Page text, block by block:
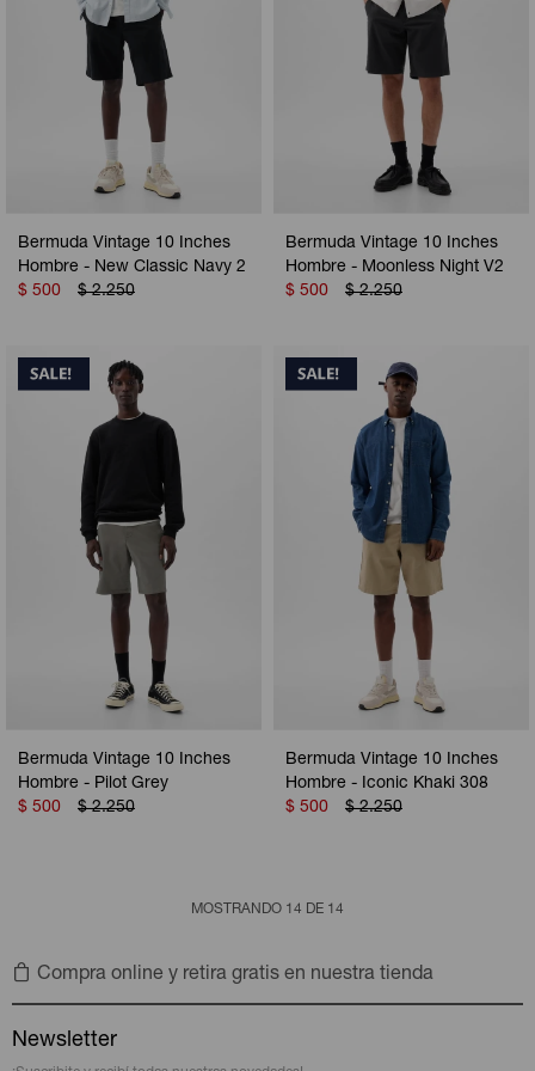
Bermuda Vintage 10 Inches
Hombre - New Classic Navy 2
$ 500 $ 2.250
Bermuda Vintage 10 Inches
Hombre - Moonless Night V2
$ 500 $ 2.250
Bermuda Vintage 10 Inches
Hombre - Pilot Grey
$ 500 $ 2.250
Bermuda Vintage 10 Inches
Hombre - Iconic Khaki 308
$ 500 $ 2.250
MOSTRANDO 14 DE 14
Compra online y retira gratis en nuestra tienda
Newsletter